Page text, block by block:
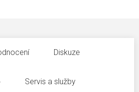
Diskuze
Servis a služby